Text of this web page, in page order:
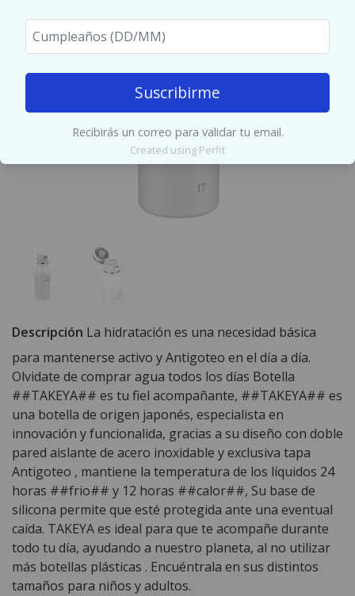
Suscribirme
Recibirás un correo para validar tu email.
Created using Perfit
Descripción La hidratación es una necesidad básica
para mantenerse activo y Antigoteo en el día a día.
Olvidate de comprar agua todos los días Botella
##TAKEYA## es tu fiel acompañante, ##TAKEYA## es
una botella de origen japonés, especialista en
innovación y funcionalida, gracias a su diseño con doble
pared aislante de acero inoxidable y exclusiva tapa
Antigoteo , mantiene la temperatura de los líquidos 24
horas ##frio## y 12 horas ##calor##, Su base de
silicona permite que esté protegida ante una eventual
caída. TAKEYA es ideal para que te acompañe durante
todo tu día, ayudando a nuestro planeta, al no utilizar
más botellas plásticas . Encuéntrala en sus distintos
tamaños para niños y adultos.